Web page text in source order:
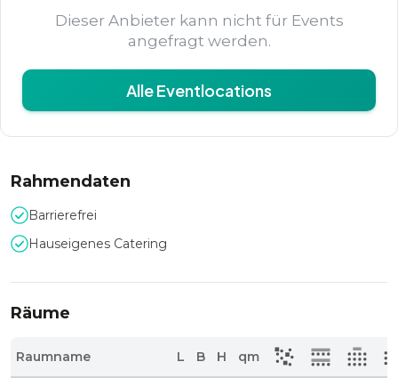
Dieser Anbieter kann nicht für Events
angefragt werden.
Alle Eventlocations
Rahmendaten
Barrierefrei
Hauseigenes Catering
Räume
Raumname L B H qm